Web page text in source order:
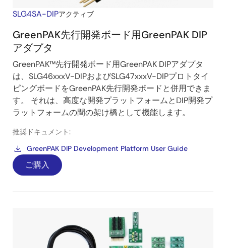
SLG4SA-DIPアクティブ
GreenPAK先行開発ボード用GreenPAK DIP
アダプタ
GreenPAK™先行開発ボード用GreenPAK DIPアダプタ
は、SLG46xxxV-DIPおよびSLG47xxxV-DIPプロトタイ
ピングボードをGreenPAK先行開発ボードと併用できま
す。 それは、高度な開発プラットフォームとDIP開発プ
ラットフォームの間の架け橋として機能します。
推奨ドキュメント:
GreenPAK DIP Development Platform User Guide
ご購入